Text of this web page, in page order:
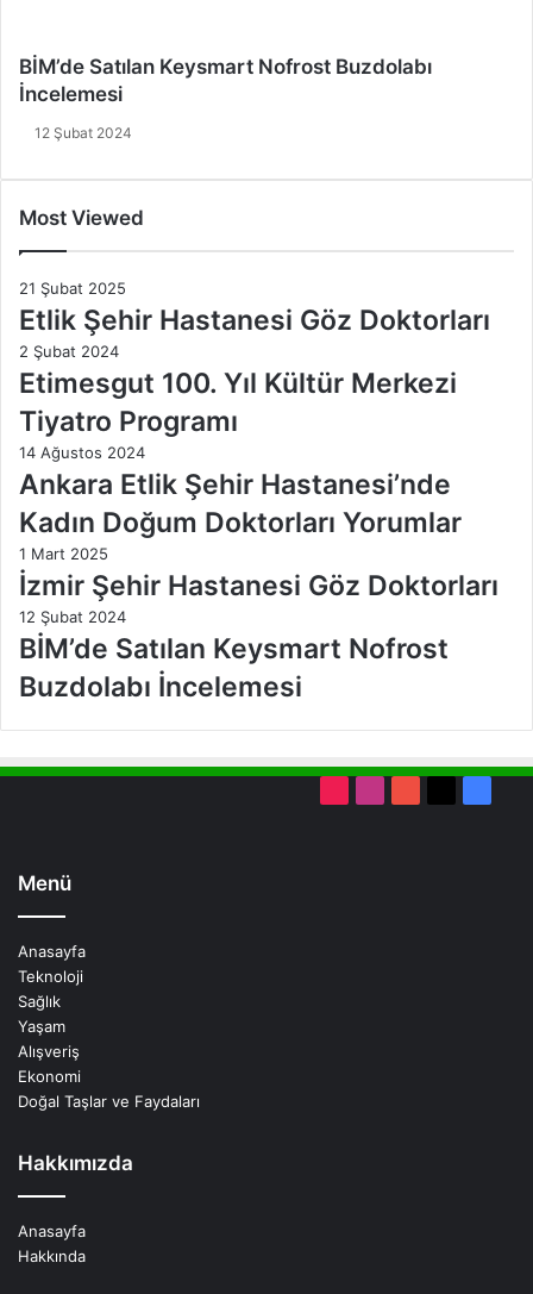
BİM’de Satılan Keysmart Nofrost Buzdolabı
İncelemesi
12 Şubat 2024
Most Viewed
21 Şubat 2025
Etlik Şehir Hastanesi Göz Doktorları
2 Şubat 2024
Etimesgut 100. Yıl Kültür Merkezi
Tiyatro Programı
14 Ağustos 2024
Ankara Etlik Şehir Hastanesi’nde
Kadın Doğum Doktorları Yorumlar
1 Mart 2025
İzmir Şehir Hastanesi Göz Doktorları
12 Şubat 2024
BİM’de Satılan Keysmart Nofrost
Buzdolabı İncelemesi
Menü
Anasayfa
Teknoloji
Sağlık
Yaşam
Alışveriş
Ekonomi
Doğal Taşlar ve Faydaları
Hakkımızda
Anasayfa
Hakkında